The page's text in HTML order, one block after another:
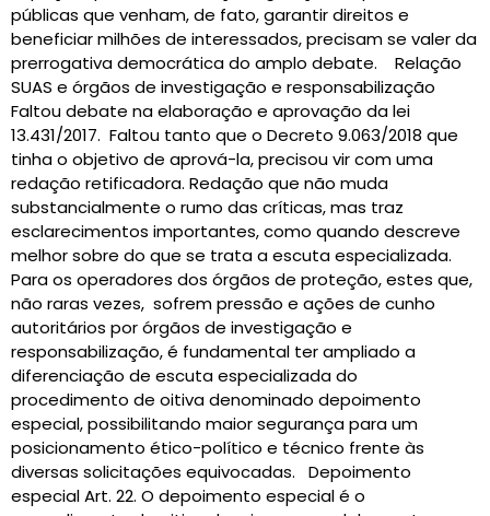
públicas que venham, de fato, garantir direitos e
beneficiar milhões de interessados, precisam se valer da
prerrogativa democrática do amplo debate. Relação
SUAS e órgãos de investigação e responsabilização
Faltou debate na elaboração e aprovação da lei
13.431/2017. Faltou tanto que o Decreto 9.063/2018 que
tinha o objetivo de aprová-la, precisou vir com uma
redação retificadora. Redação que não muda
substancialmente o rumo das críticas, mas traz
esclarecimentos importantes, como quando descreve
melhor sobre do que se trata a escuta especializada.
Para os operadores dos órgãos de proteção, estes que,
não raras vezes, sofrem pressão e ações de cunho
autoritários por órgãos de investigação e
responsabilização, é fundamental ter ampliado a
diferenciação de escuta especializada do
procedimento de oitiva denominado depoimento
especial, possibilitando maior segurança para um
posicionamento ético-político e técnico frente às
diversas solicitações equivocadas. Depoimento
especial Art. 22. O depoimento especial é o